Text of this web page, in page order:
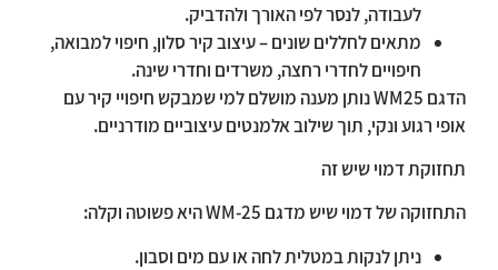
לעבודה, לנסר לפי האורך ולהדביק.
מתאים לחללים שונים – עיצוב קיר סלון, חיפוי למבואה,
חיפויים לחדרי רחצה, משרדים וחדרי שינה.
הדגם WM25 נותן מענה מושלם למי שמבקש חיפויי קיר עם
אופי רגוע ונקי, תוך שילוב אלמנטים עיצוביים מודרניים.
תחזוקת דמוי שיש זה
התחזוקה של דמוי שיש מדגם WM-25 היא פשוטה וקלה:
ניתן לנקות במטלית לחה או עם מים וסבון.